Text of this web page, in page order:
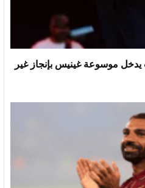
موسوعة غينيس بإنجاز غير